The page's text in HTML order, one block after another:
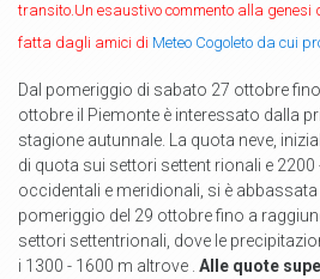
transito.Un esaustivo commento alla
fatta dagli amici di Meteo Cogoleto da cui
Dal pomeriggio di sabato 27 ottobre
ottobre il Piemonte è interessato dalla
stagione autunnale. La quota neve,
di quota sui settori settent rionali e 2200
occidentali e meridionali, si è
pomeriggio del 29 ottobre fino a
settori settentrionali, dove le
i 1300 - 1600 m altrove . Alle quote